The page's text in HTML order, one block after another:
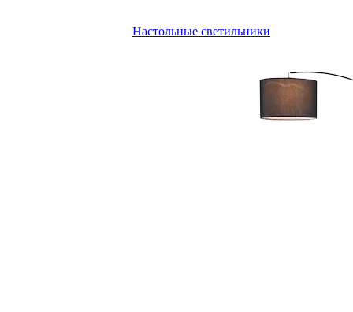
Настольные светильники